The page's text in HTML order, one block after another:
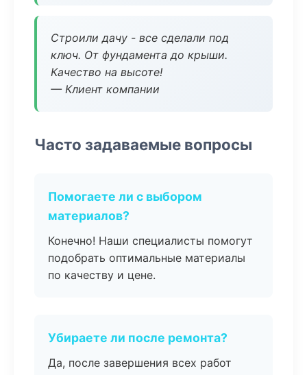
Строили дачу - все сделали под
ключ. От фундамента до крыши.
Качество на высоте!
— Клиент компании
Часто задаваемые вопросы
Помогаете ли с выбором
материалов?
Конечно! Наши специалисты помогут
подобрать оптимальные материалы
по качеству и цене.
Убираете ли после ремонта?
Да, после завершения всех работ